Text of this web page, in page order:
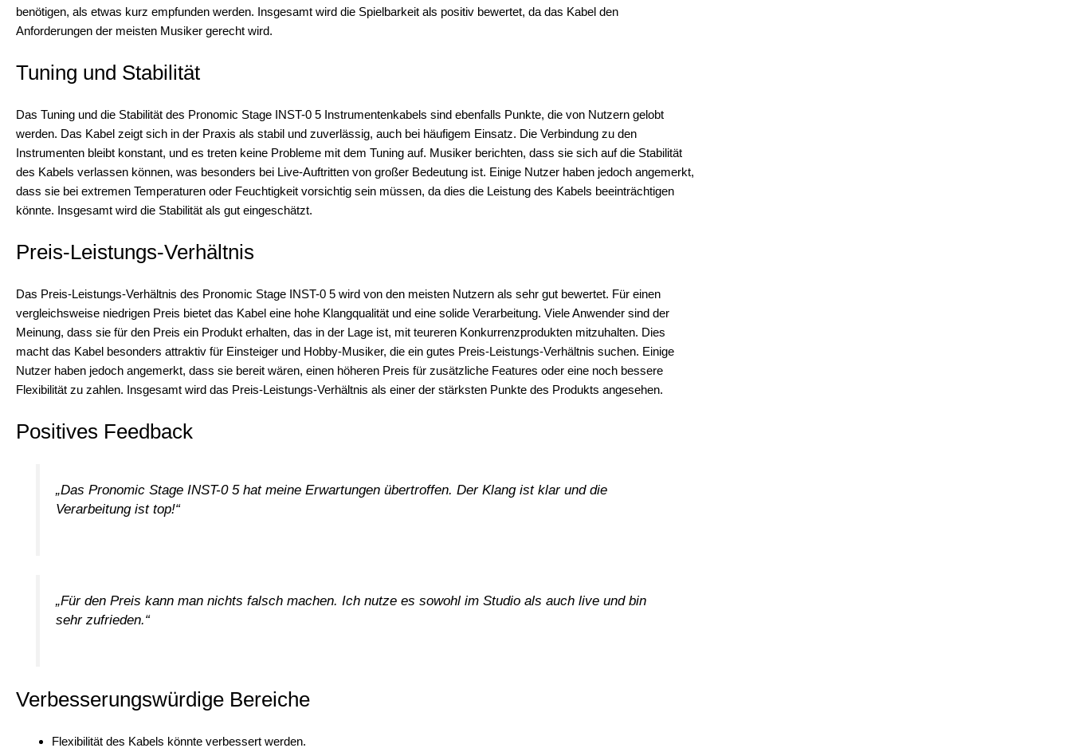
benötigen, als etwas kurz empfunden werden. Insgesamt wird die Spielbarkeit als positiv bewertet, da das Kabel den
Anforderungen der meisten Musiker gerecht wird.
Tuning und Stabilität
Das Tuning und die Stabilität des Pronomic Stage INST-0 5 Instrumentenkabels sind ebenfalls Punkte, die von Nutzern gelobt
werden. Das Kabel zeigt sich in der Praxis als stabil und zuverlässig, auch bei häufigem Einsatz. Die Verbindung zu den
Instrumenten bleibt konstant, und es treten keine Probleme mit dem Tuning auf. Musiker berichten, dass sie sich auf die Stabilität
des Kabels verlassen können, was besonders bei Live-Auftritten von großer Bedeutung ist. Einige Nutzer haben jedoch angemerkt,
dass sie bei extremen Temperaturen oder Feuchtigkeit vorsichtig sein müssen, da dies die Leistung des Kabels beeinträchtigen
könnte. Insgesamt wird die Stabilität als gut eingeschätzt.
Preis-Leistungs-Verhältnis
Das Preis-Leistungs-Verhältnis des Pronomic Stage INST-0 5 wird von den meisten Nutzern als sehr gut bewertet. Für einen
vergleichsweise niedrigen Preis bietet das Kabel eine hohe Klangqualität und eine solide Verarbeitung. Viele Anwender sind der
Meinung, dass sie für den Preis ein Produkt erhalten, das in der Lage ist, mit teureren Konkurrenzprodukten mitzuhalten. Dies
macht das Kabel besonders attraktiv für Einsteiger und Hobby-Musiker, die ein gutes Preis-Leistungs-Verhältnis suchen. Einige
Nutzer haben jedoch angemerkt, dass sie bereit wären, einen höheren Preis für zusätzliche Features oder eine noch bessere
Flexibilität zu zahlen. Insgesamt wird das Preis-Leistungs-Verhältnis als einer der stärksten Punkte des Produkts angesehen.
Positives Feedback
„Das Pronomic Stage INST-0 5 hat meine Erwartungen übertroffen. Der Klang ist klar und die
Verarbeitung ist top!“
„Für den Preis kann man nichts falsch machen. Ich nutze es sowohl im Studio als auch live und bin
sehr zufrieden.“
Verbesserungswürdige Bereiche
Flexibilität des Kabels könnte verbessert werden.